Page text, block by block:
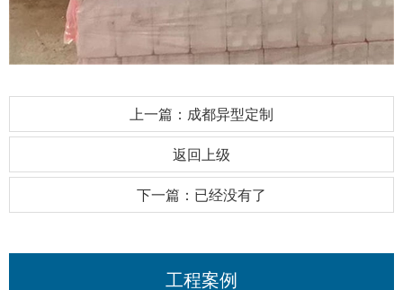
上一篇：成都异型定制
返回上级
下一篇：已经没有了
工程案例